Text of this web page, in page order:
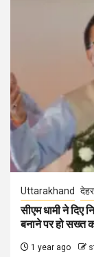
Uttarakhand
सीएम धामी ने दिए
बनाने पर हो सख्त
1 year ago